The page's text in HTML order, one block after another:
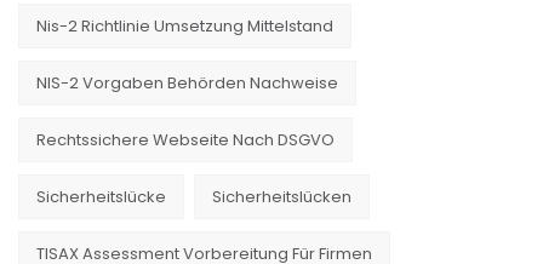
Nis-2 Richtlinie Umsetzung Mittelstand
NIS-2 Vorgaben Behörden Nachweise
Rechtssichere Webseite Nach DSGVO
Sicherheitslücke Sicherheitslücken
TISAX Assessment Vorbereitung Für Firmen